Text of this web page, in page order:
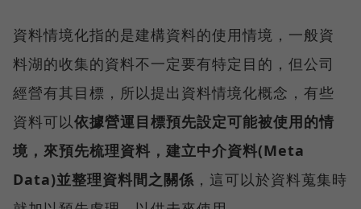
資料情境化指的是建構資料的使用情境，一般資
料湖的收集的資料不一定要有特定目的，但公司
經營有其目標，所以提出資料情境化概念，有些
資料可以依據營運目標預先設定可能被使用的情
境，來預先梳理資料，建立中介資料(Meta
Data)並整理資料間之關係 ，這可以於資料蒐集時